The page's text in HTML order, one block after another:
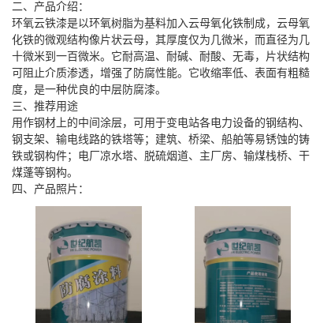
二、产品介绍：
环氧云铁漆是以环氧树脂为基料加入云母氧化铁制成，云母氧
化铁的微观结构像片状云母，其厚度仅为几微米，而直径为几
十微米到一百微米。它耐高温、耐碱、耐酸、无毒，片状结构
可阻止介质渗透，增强了防腐性能。它收缩率低、表面有粗糙
度，是一种优良的中层防腐漆。
三、推荐用途
用作钢材上的中间涂层，可用于变电站各电力设备的钢结构、
钢支架、输电线路的铁塔等；建筑、桥梁、船舶等易锈蚀的铸
铁或钢构件；电厂凉水塔、脱硫烟道、主厂房、输煤栈桥、干
煤蓬等钢构。
四、产品照片：